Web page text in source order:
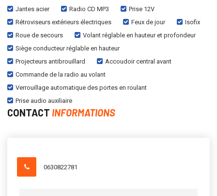
Jantes acier Radio CD MP3
Prise 12V
Rétroviseurs extérieurs électriques
Feux de jour
Isofix
Roue de secours
Volant réglable en hauteur et profondeur
Siège conducteur réglable en hauteur
Projecteurs antibrouillard
Accoudoir central avant
Commande de la radio au volant
Verrouillage automatique des portes en roulant
Prise audio auxiliaire
CONTACT INFORMATIONS
0630822781